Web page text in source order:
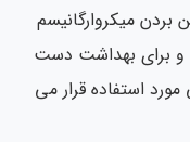
میکروارگانیسم
بهداشت دست
قرار می